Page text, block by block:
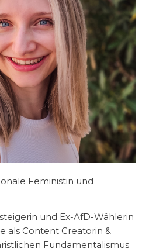
Feministin und
und Ex-AfD-Wählerin
als Content Creatorin &
Fundamentalismus